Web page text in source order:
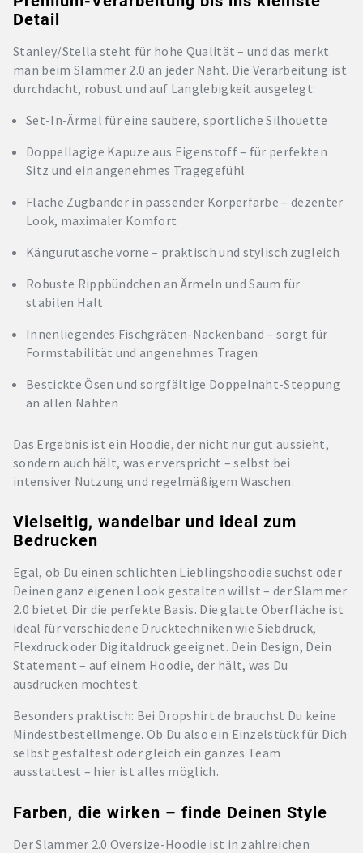
Detail
Stanley/Stella steht für hohe Qualität – und das merkt
man beim Slammer 2.0 an jeder Naht. Die Verarbeitung ist
durchdacht, robust und auf Langlebigkeit ausgelegt:
Set-In-Ärmel für eine saubere, sportliche Silhouette
Doppellagige Kapuze aus Eigenstoff – für perfekten
Sitz und ein angenehmes Tragegefühl
Flache Zugbänder in passender Körperfarbe – dezenter
Look, maximaler Komfort
Kängurutasche vorne – praktisch und stylisch zugleich
Robuste Rippbündchen an Ärmeln und Saum für
stabilen Halt
Innenliegendes Fischgräten-Nackenband – sorgt für
Formstabilität und angenehmes Tragen
Bestickte Ösen und sorgfältige Doppelnaht-Steppung
an allen Nähten
Das Ergebnis ist ein Hoodie, der nicht nur gut aussieht,
sondern auch hält, was er verspricht – selbst bei
intensiver Nutzung und regelmäßigem Waschen.
Vielseitig, wandelbar und ideal zum
Bedrucken
Egal, ob Du einen schlichten Lieblingshoodie suchst oder
Deinen ganz eigenen Look gestalten willst – der Slammer
2.0 bietet Dir die perfekte Basis. Die glatte Oberfläche ist
ideal für verschiedene Drucktechniken wie Siebdruck,
Flexdruck oder Digitaldruck geeignet. Dein Design, Dein
Statement – auf einem Hoodie, der hält, was Du
ausdrücken möchtest.
Besonders praktisch: Bei Dropshirt.de brauchst Du keine
Mindestbestellmenge. Ob Du also ein Einzelstück für Dich
selbst gestaltest oder gleich ein ganzes Team
ausstattest – hier ist alles möglich.
Farben, die wirken – finde Deinen Style
Der Slammer 2.0 Oversize-Hoodie ist in zahlreichen